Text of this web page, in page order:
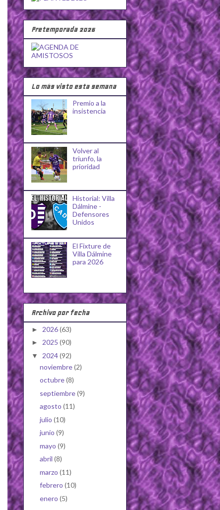
Pretemporada 2026
Lo más visto esta semana
Premio a la
insistencia
Volver al
triunfo, la
prioridad
Historial: Villa
Dálmine -
Defensores
Unidos
El Fixture de
Villa Dálmine
para 2026
Archivo por fecha
► 2026(63)
► 2025 (90)
▼ 2024(92)
noviembre(2)
octubre(8)
septiembre(9)
agosto (11)
julio (10)
junio (9)
mayo (9)
abril (8)
marzo (11)
febrero (10)
enero (5)